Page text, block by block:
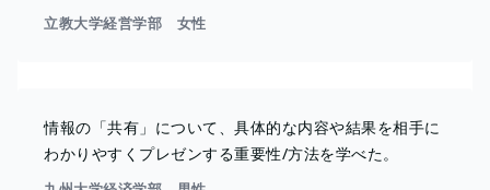
立教大学経営学部 女性
情報の「共有」について、具体的な内容や結果を相手に
わかりやすくプレゼンする重要性/方法を学べた。